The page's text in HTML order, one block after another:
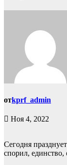
отkprf_admin
Ноя 4, 2022
Сегодня
спорил, единство,